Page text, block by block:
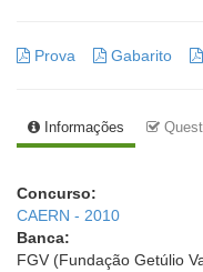
Prova Gabarito
Informações
Concurso:
CAERN - 2010
Banca:
FGV (Fundação Getúlio